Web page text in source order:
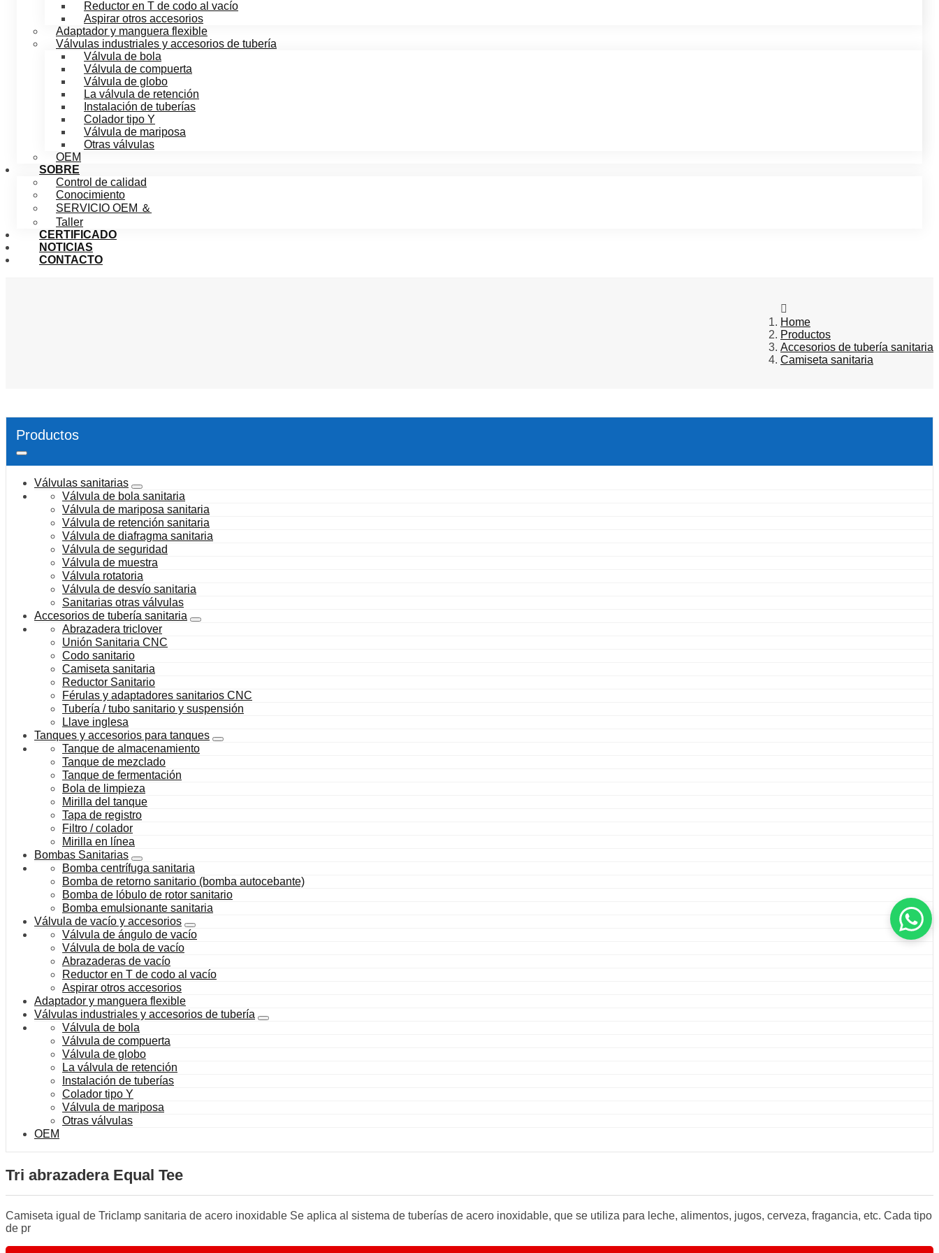
Reductor en T de codo al vacío
Aspirar otros accesorios
Adaptador y manguera flexible
Válvulas industriales y accesorios de tubería
Válvula de bola
Válvula de compuerta
Válvula de globo
La válvula de retención
Instalación de tuberías
Colador tipo Y
Válvula de mariposa
Otras válvulas
OEM
SOBRE
Control de calidad
Conocimiento
SERVICIO OEM ＆
Taller
CERTIFICADO
NOTICIAS
CONTACTO
Home
Productos
Accesorios de tubería sanitaria
Camiseta sanitaria
Productos
Válvulas sanitarias
Válvula de bola sanitaria
Válvula de mariposa sanitaria
Válvula de retención sanitaria
Válvula de diafragma sanitaria
Válvula de seguridad
Válvula de muestra
Válvula rotatoria
Válvula de desvío sanitaria
Sanitarias otras válvulas
Accesorios de tubería sanitaria
Abrazadera triclover
Unión Sanitaria CNC
Codo sanitario
Camiseta sanitaria
Reductor Sanitario
Férulas y adaptadores sanitarios CNC
Tubería / tubo sanitario y suspensión
Llave inglesa
Tanques y accesorios para tanques
Tanque de almacenamiento
Tanque de mezclado
Tanque de fermentación
Bola de limpieza
Mirilla del tanque
Tapa de registro
Filtro / colador
Mirilla en línea
Bombas Sanitarias
Bomba centrífuga sanitaria
Bomba de retorno sanitario (bomba autocebante)
Bomba de lóbulo de rotor sanitario
Bomba emulsionante sanitaria
Válvula de vacío y accesorios
Válvula de ángulo de vacío
Válvula de bola de vacío
Abrazaderas de vacío
Reductor en T de codo al vacío
Aspirar otros accesorios
Adaptador y manguera flexible
Válvulas industriales y accesorios de tubería
Válvula de bola
Válvula de compuerta
Válvula de globo
La válvula de retención
Instalación de tuberías
Colador tipo Y
Válvula de mariposa
Otras válvulas
OEM
Tri abrazadera Equal Tee
Camiseta igual de Triclamp sanitaria de acero inoxidable Se aplica al sistema de tuberías de acero inoxidable, que se utiliza para leche, alimentos, jugos, cerveza, fragancia, etc. Cada tipo
de pr